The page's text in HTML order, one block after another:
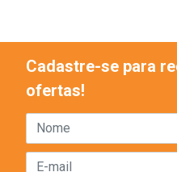
Cadastre-se para
ofertas!